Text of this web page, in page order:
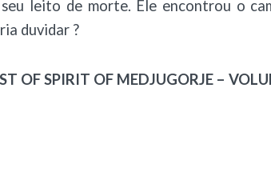
leito de morte. Ele encontrou o
duvidar ?
OF SPIRIT OF MEDJUGORJE –